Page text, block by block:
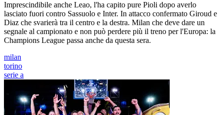
Imprescindibile anche Leao, l'ha capito pure Pioli dopo averlo
lasciato fuori contro Sassuolo e Inter. In attacco confermato Giroud e
Diaz che svarierà tra il centro e la destra. Milan che deve dare un
segnale al campionato e non può perdere più il treno per l'Europa: la
Champions League passa anche da questa sera.
milan
torino
serie a